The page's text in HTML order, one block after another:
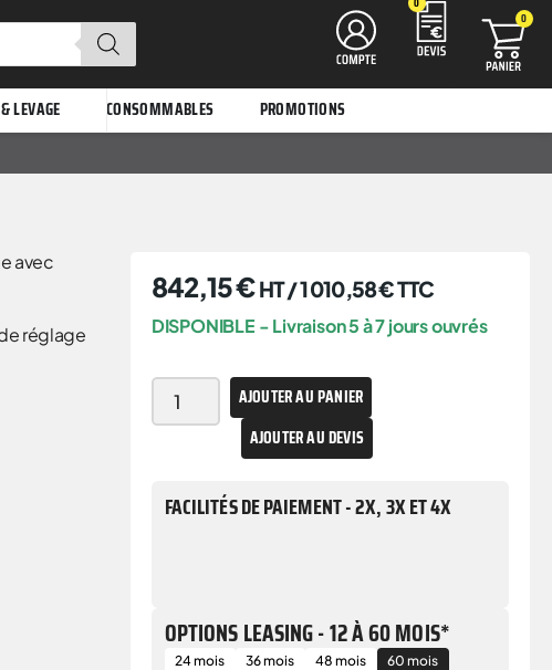
0
LEVAGE CONSOMMABLES PROMOTIONS
avec
réglage
842,15€HT /1 010,58€TTC
DISPONIBLE - Livraison 5 à 7 jours ouvrés
AJOUTER AU PANIER
AJOUTER AU DEVIS
FACILITÉS DE PAIEMENT - 2X, 3X ET 4X
OPTIONS LEASING - 12 À 60 MOIS*
24 mois 36 mois 48 mois 60 mois